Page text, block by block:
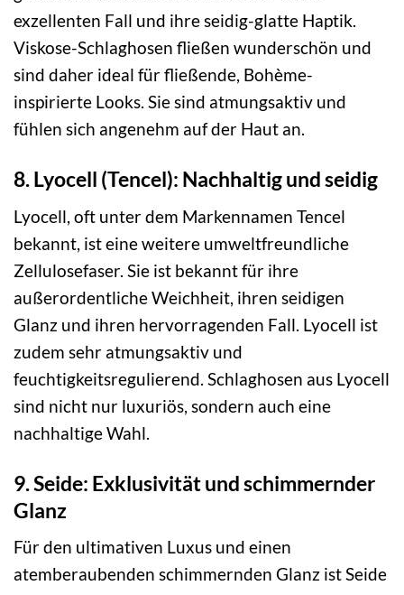
exzellenten Fall und ihre seidig-glatte Haptik.
Viskose-Schlaghosen fließen wunderschön und
sind daher ideal für fließende, Bohème-
inspirierte Looks. Sie sind atmungsaktiv und
fühlen sich angenehm auf der Haut an.
8. Lyocell (Tencel): Nachhaltig und seidig
Lyocell, oft unter dem Markennamen Tencel
bekannt, ist eine weitere umweltfreundliche
Zellulosefaser. Sie ist bekannt für ihre
außerordentliche Weichheit, ihren seidigen
Glanz und ihren hervorragenden Fall. Lyocell ist
zudem sehr atmungsaktiv und
feuchtigkeitsregulierend. Schlaghosen aus Lyocell
sind nicht nur luxuriös, sondern auch eine
nachhaltige Wahl.
9. Seide: Exklusivität und schimmernder
Glanz
Für den ultimativen Luxus und einen
atemberaubenden schimmernden Glanz ist Seide